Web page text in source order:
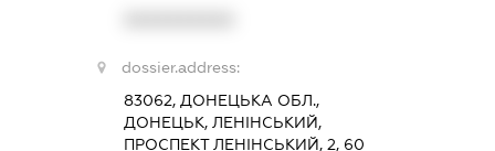
dossier.address:
83062, ДОНЕЦЬКА ОБЛ.,
ДОНЕЦЬК, ЛЕНІНСЬКИЙ,
ПРОСПЕКТ ЛЕНІНСЬКИЙ, 2, 60